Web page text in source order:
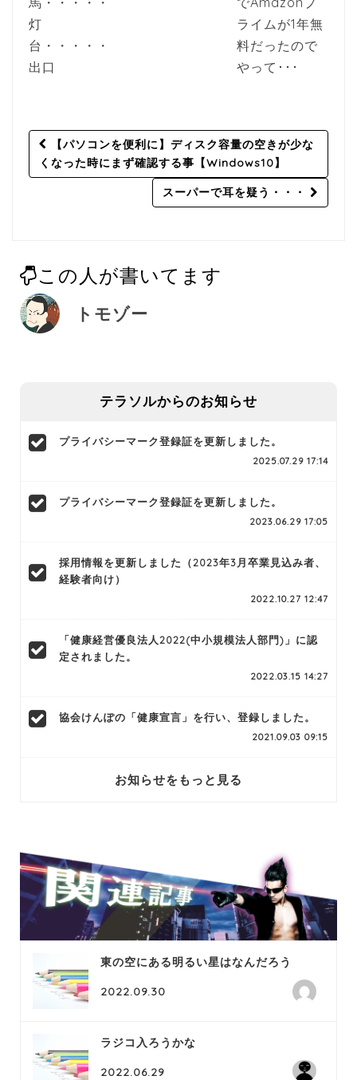
灯
台・・・・・
出口
ライムが1年無
料だったので
やって･･･
Post
navigation
【パソコンを便利に】ディスク容量の空きが少な
くなった時にまず確認する事【Windows10】
スーパーで耳を疑う・・・
この人が書いてます
トモゾー
テラソルからのお知らせ
プライバシーマーク登録証を更新しました。
2025.07.29 17:14
プライバシーマーク登録証を更新しました。
2023.06.29 17:05
採用情報を更新しました（2023年3月卒業見込み者、
経験者向け）
2022.10.27 12:47
「健康経営優良法人2022(中小規模法人部門)」に認
定されました。
2022.03.15 14:27
協会けんぽの「健康宣言」を行い、登録しました。
2021.09.03 09:15
お知らせをもっと見る
東の空にある明るい星はなんだろう
2022.09.30
ラジコ入ろうかな
2022.06.29